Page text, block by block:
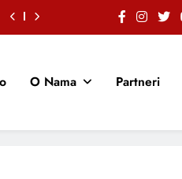
O Nama Partneri